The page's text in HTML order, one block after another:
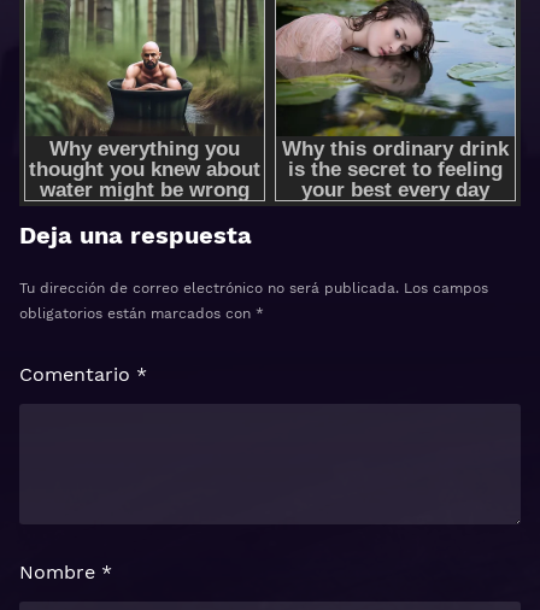
Deja una respuesta
Tu dirección de correo electrónico no será publicada. Los campos
obligatorios están marcados con *
Comentario *
Nombre *